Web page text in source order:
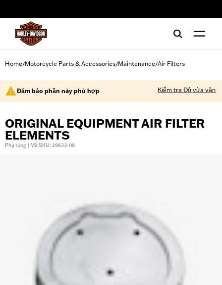
Home/Motorcycle Parts & Accessories/Maintenance/Air Filters
Đảm bảo phần này phù hợp Kiểm tra Độ vừa vặn
ORIGINAL EQUIPMENT AIR FILTER
ELEMENTS
Phụ tùng | Mã SKU: 29633-08